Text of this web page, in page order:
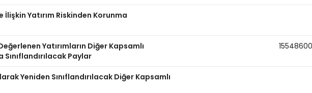
İlişkin Yatırım Riskinden Korunma
Yatırımların Diğer Kapsamlı
Paylar
Yeniden Sınıflandırılacak Diğer Kapsamlı